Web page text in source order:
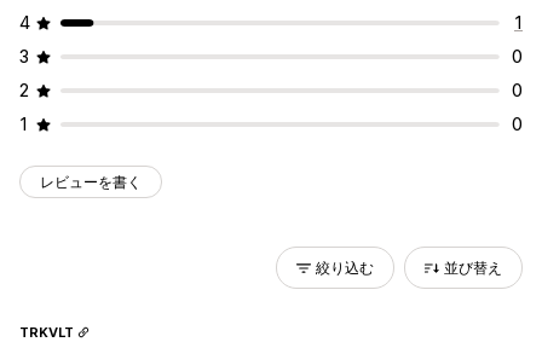
4
1
3
0
2
0
1
0
レビューを書く
絞り込む 並び替え
TRKVLT